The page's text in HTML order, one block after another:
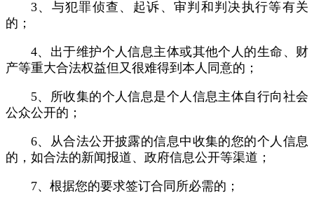
3、与犯罪侦查、起诉、审判和判决执行等有关
的；
4、出于维护个人信息主体或其他个人的生命、财
产等重大合法权益但又很难得到本人同意的；
5、所收集的个人信息是个人信息主体自行向社会
公众公开的；
6、从合法公开披露的信息中收集的您的个人信息
的，如合法的新闻报道、政府信息公开等渠道；
7、根据您的要求签订合同所必需的；